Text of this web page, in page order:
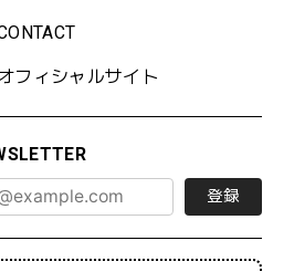
フィシャルサイト
登録